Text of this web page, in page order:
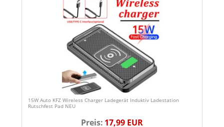
15W Auto KFZ Wireless Charger Ladegerät Induktiv Ladestation
Rutschfest Pad NEU
Preis: 17,99 EUR